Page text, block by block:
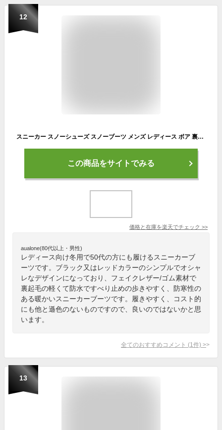
12
スニーカー スノーシューズ スノーブーツ メンズ レディース ボア 裏起毛 暖かい 防寒 冬用 ジッパー ショート 黒 防寒靴 滑り止め 超軽量 保温 40代 50代 冬靴 雪靴 冬靴 防滑 ショートブーツ カジュアル 雪靴 綿靴 脱ぎ履き便利 登山 外出 通勤 通学 旅行 お年寄り
この商品をサイトでみる
価格と在庫を楽天でチェック >>
aualone(80代以上・男性)
レディース向け冬用で50代の方にも履けるスニーカーブ
ーツです。ブラック又はレッドカラーのシンプルでオシャ
レなデザインになっており、フェイクレザー/ゴム素材で
裏起毛の軽くて防水ですべり止めの歩きやすく、防寒性の
ある暖かいスニーカーブーツです。履きやすく、コスト的
にも他と遜色のないものですので、良いのではないかと思
います。
全てのおすすめコメント (1 件) >
13